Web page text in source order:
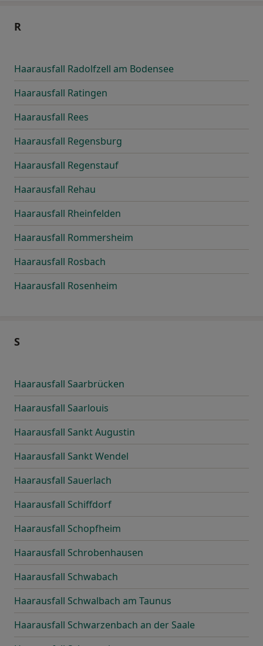
R
Haarausfall Radolfzell am Bodensee
Haarausfall Ratingen
Haarausfall Rees
Haarausfall Regensburg
Haarausfall Regenstauf
Haarausfall Rehau
Haarausfall Rheinfelden
Haarausfall Rommersheim
Haarausfall Rosbach
Haarausfall Rosenheim
S
Haarausfall Saarbrücken
Haarausfall Saarlouis
Haarausfall Sankt Augustin
Haarausfall Sankt Wendel
Haarausfall Sauerlach
Haarausfall Schiffdorf
Haarausfall Schopfheim
Haarausfall Schrobenhausen
Haarausfall Schwabach
Haarausfall Schwalbach am Taunus
Haarausfall Schwarzenbach an der Saale